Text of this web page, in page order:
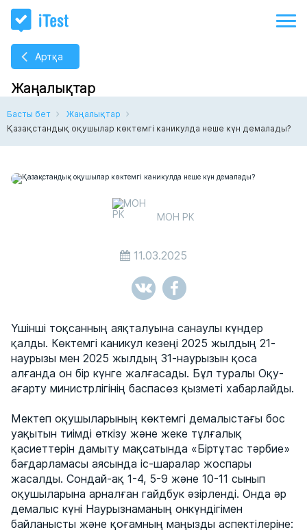
Артқа
Жаңалықтар
Басты бет
Жаңалықтар
Қазақстандық оқушылар көктемгі каникулда неше күн демалады?
МОН РК
11.03.2025
Үшінші тоқсанның аяқталуына санаулы күндер
қалды. Көктемгі каникул кезеңі 2025 жылдың 21-
наурызы мен 2025 жылдың 31-наурызын қоса
алғанда он бір күнге жалғасады. Бұл туралы Оқу-
ағарту министрлігінің баспасөз қызметі хабарлайды.
Мектеп оқушыларының көктемгі демалыстағы бос
уақытын тиімді өткізу және жеке тұлғалық
қасиеттерін дамыту мақсатында «Біртұтас тәрбие»
бағдарламасы аясында іс-шаралар жоспары
жасалды. Сондай-ақ 1-4, 5-9 және 10-11 сынып
оқушыларына арналған гайдбук әзірленді. Онда әр
демалыс күні Наурызнаманың онкүндігімен
байланысты және қоғамның маңызды аспектілеріне: